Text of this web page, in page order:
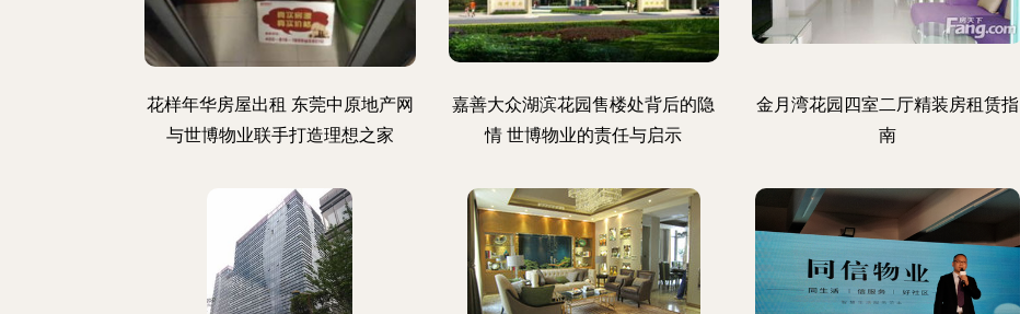
花样年华房屋出租 东莞中原地产网
与世博物业联手打造理想之家
嘉善大众湖滨花园售楼处背后的隐
情 世博物业的责任与启示
金月湾花园四室二厅精装房租赁指
南